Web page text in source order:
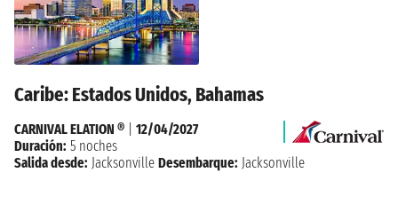
Caribe: Estados Unidos, Bahamas
CARNIVAL ELATION ®
12/04/2027
Duración: 5 noches
Salida desde: Jacksonville Desembarque: Jacksonville